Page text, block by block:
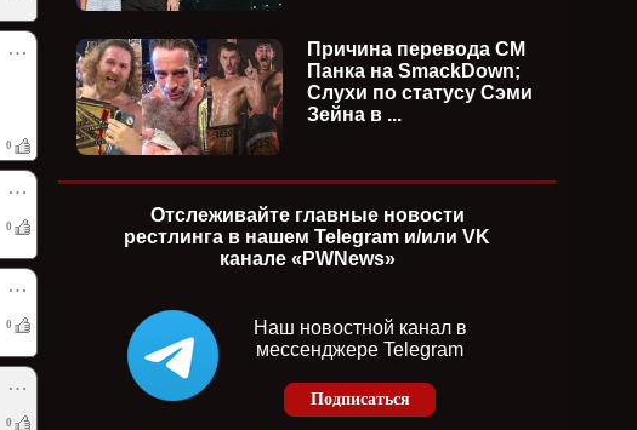
⋯
0
⋯
0
⋯
0
⋯
0
Причина перевода СМ
Панка на SmackDown;
Слухи по статусу Сэми
Зейна в ...
Отслеживайте главные новости
рестлинга в нашем Telegram и/или VK
канале «PWNews»
Наш новостной канал в
мессенджере Telegram
Подписаться